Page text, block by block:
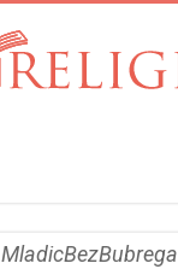
MladicBezBubrega